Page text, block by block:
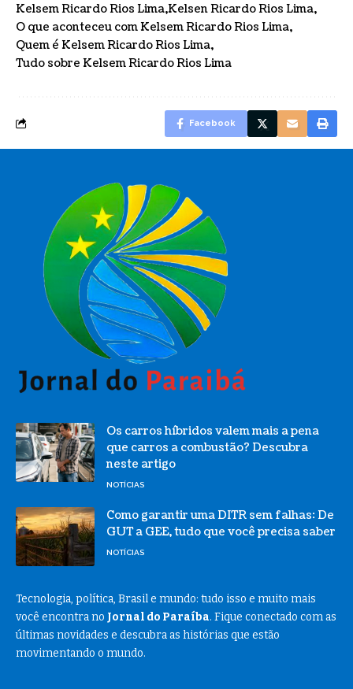
Kelsem Ricardo Rios Lima Kelsen Ricardo Rios Lima
O que aconteceu com Kelsem Ricardo Rios Lima
Quem é Kelsem Ricardo Rios Lima
Tudo sobre Kelsem Ricardo Rios Lima
Facebook
Os carros híbridos valem mais a pena
que carros a combustão? Descubra
neste artigo
NOTÍCIAS
Como garantir uma DITR sem falhas: De
GUT a GEE, tudo que você precisa saber
NOTÍCIAS
Tecnologia, política, Brasil e mundo: tudo isso e muito mais
você encontra no Jornal do Paraíba. Fique conectado com as
últimas novidades e descubra as histórias que estão
movimentando o mundo.